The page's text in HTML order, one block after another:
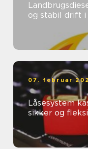
Landbrugsdiesel sådan sikrer du
og stabil drift i
07. februar
Låsesystem kastrup sådan
sikker og